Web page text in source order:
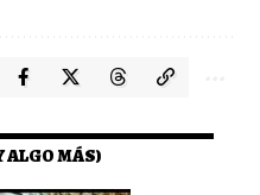
ALGO MÁS)